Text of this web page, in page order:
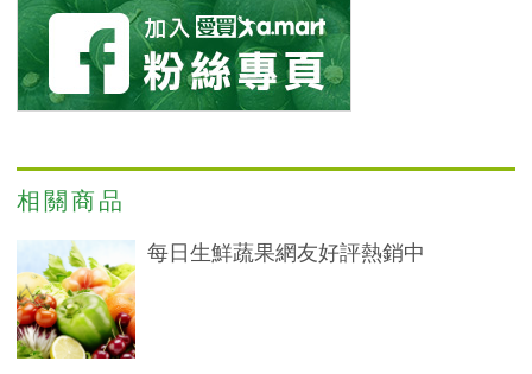
相關商品
每日生鮮蔬果網友好評熱銷中